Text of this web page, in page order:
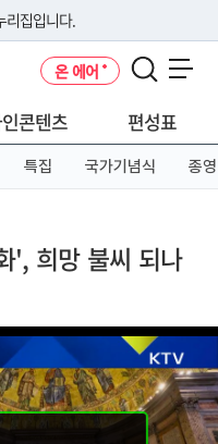
리집입니다.
사용하고 있다면 아래 URL에
온 에어
콘텐츠 편성표
특집 국가기념식 종영
', 희망 불씨 되나